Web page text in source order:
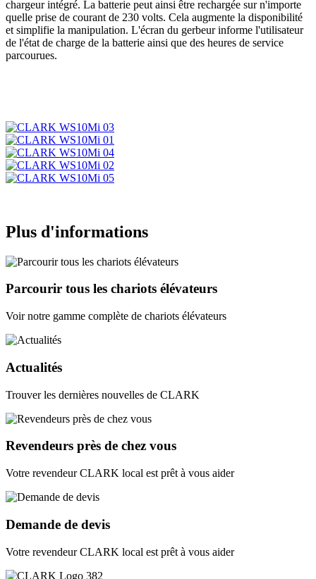
chargeur intégré. La batterie peut ainsi être rechargée sur n'importe
quelle prise de courant de 230 volts. Cela augmente la disponibilité
et simplifie la manipulation. L'écran du gerbeur informe l'utilisateur
de l'état de charge de la batterie ainsi que des heures de service
parcourues.
Plus d'informations
Parcourir tous les chariots élévateurs
Voir notre gamme complète de chariots élévateurs
Actualités
Trouver les dernières nouvelles de CLARK
Revendeurs près de chez vous
Votre revendeur CLARK local est prêt à vous aider
Demande de devis
Votre revendeur CLARK local est prêt à vous aider